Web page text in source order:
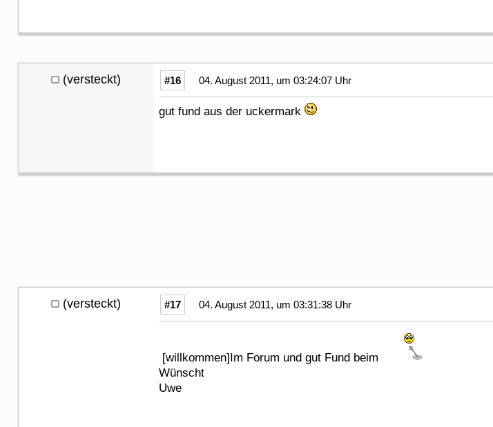
(versteckt) #16 04. August 2011, um 03:24:07 Uhr
gut fund aus der uckermark
(versteckt) #17 04. August 2011, um 03:31:38 Uhr
[willkommen]Im Forum und gut Fund beim
Wünscht
Uwe